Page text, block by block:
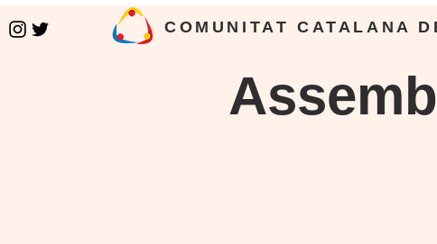
COMUNITAT CATALANA